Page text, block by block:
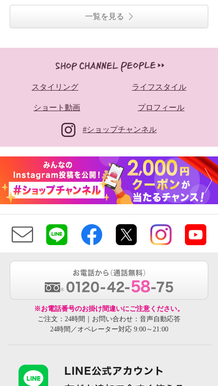
一覧を見る
スタイリング ライフスタイル
ショート動画 プロフィール
#ショップチャンネル
※お電話番号のお掛け間違いにご注意ください。
ご注文：24時間｜お問い合わせ：音声自動応答
24時間／オペレーター対応 9:00～21:00